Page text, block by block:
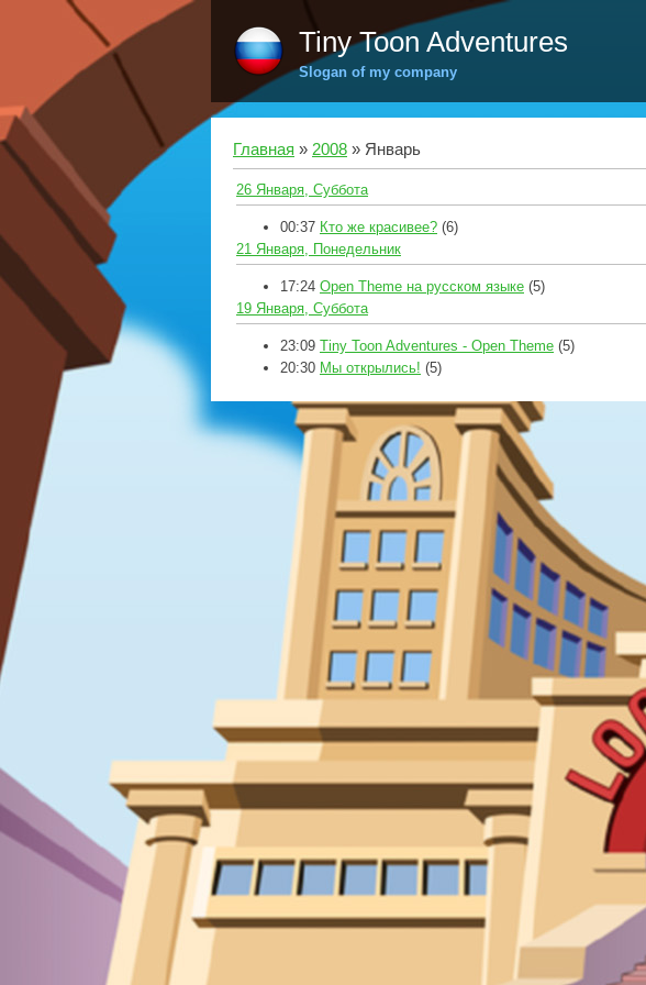
Tiny Toon Adventures
Slogan of my company
Главная » 2008 » Январь
26 Января, Суббота
00:37 Кто же красивее? (6)
21 Января, Понедельник
17:24 Open Theme на русском языке (5)
19 Января, Суббота
23:09 Tiny Toon Adventures - Open Theme (5)
20:30 Мы открылись! (5)